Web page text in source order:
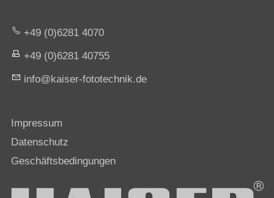
+49 (0)6281 4070
+49 (0)6281 40755
nf
k s r-f t t chn k d
Impressum
Datenschutz
Geschäftsbedingungen